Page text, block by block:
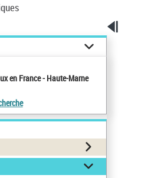
en France - Haute-Marne